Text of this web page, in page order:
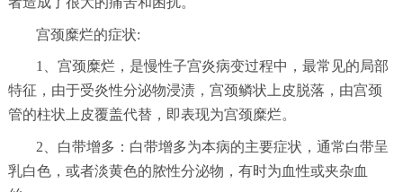
宫颈糜烂的症状:
1、宫颈糜烂，是慢性子宫炎病变过程中，最常见的局部
特征，由于受炎性分泌物浸渍，宫颈鳞状上皮脱落，由宫颈
管的柱状上皮覆盖代替，即表现为宫颈糜烂。
2、白带增多：白带增多为本病的主要症状，通常白带呈
乳白色，或者淡黄色的脓性分泌物，有时为血性或夹杂血